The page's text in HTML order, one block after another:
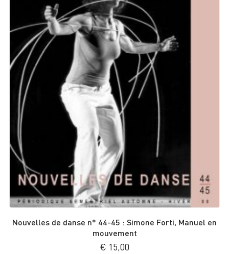
Nouvelles de danse n° 44-45 : Simone Forti, Manuel en
mouvement
€ 15,00